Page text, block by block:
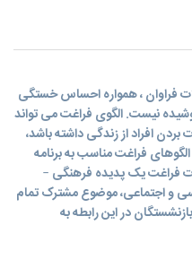
فراوان ، همواره احساس خستگی
نیست. الگوی فراغت می تواند
افراد از زندگی داشته باشد،
فراغت مناسب به برنامه
فراغت یک پدیده فرهنگی –
و اجتماعی، موضوع مشترک تمام
در این رابطه به